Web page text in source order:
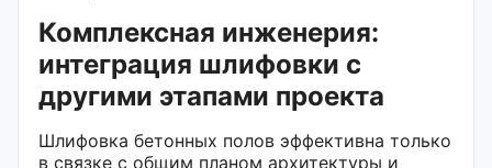
Комплексная инженерия:
интеграция шлифовки с
другими этапами проекта
Шлифовка бетонных полов эффективна только
в связке с общим планом архитектуры и